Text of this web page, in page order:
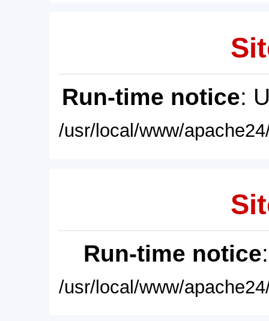
Run-time notice:
/usr/local/www/
Run-time notice
/usr/local/www/